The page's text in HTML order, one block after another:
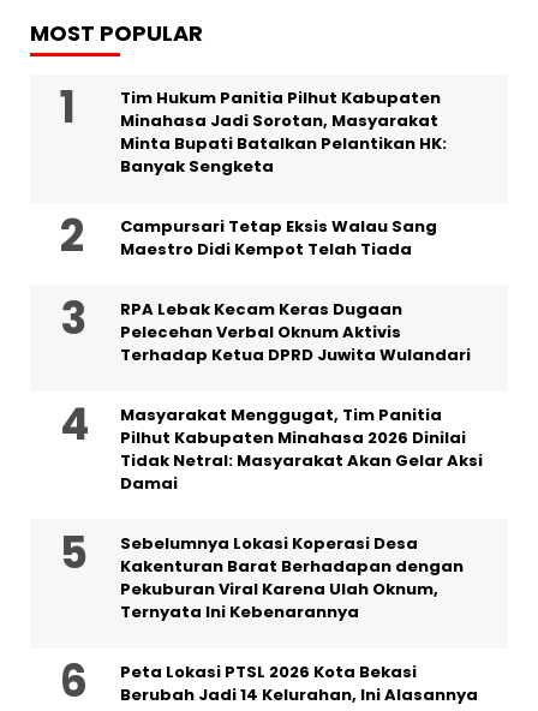
MOST POPULAR
Tim Hukum Panitia Pilhut Kabupaten
Minahasa Jadi Sorotan, Masyarakat
Minta Bupati Batalkan Pelantikan HK:
Banyak Sengketa
Campursari Tetap Eksis Walau Sang
Maestro Didi Kempot Telah Tiada
RPA Lebak Kecam Keras Dugaan
Pelecehan Verbal Oknum Aktivis
Terhadap Ketua DPRD Juwita Wulandari
Masyarakat Menggugat, Tim Panitia
Pilhut Kabupaten Minahasa 2026 Dinilai
Tidak Netral: Masyarakat Akan Gelar Aksi
Damai
Sebelumnya Lokasi Koperasi Desa
Kakenturan Barat Berhadapan dengan
Pekuburan Viral Karena Ulah Oknum,
Ternyata Ini Kebenarannya
Peta Lokasi PTSL 2026 Kota Bekasi
Berubah Jadi 14 Kelurahan, Ini Alasannya